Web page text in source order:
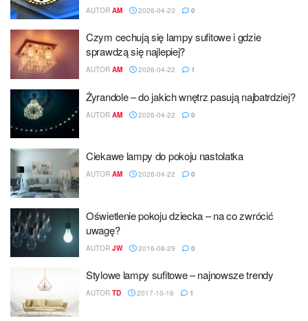
AUTOR AM 2026-04-23 0
Czym cechują się lampy sufitowe i gdzie
sprawdzą się najlepiej?
AUTOR AM 2026-04-22 1
Żyrandole – do jakich wnętrz pasują najbatrdziej?
AUTOR AM 2026-04-22 0
Ciekawe lampy do pokoju nastolatka
AUTOR AM 2026-04-22 0
Oświetlenie pokoju dziecka – na co zwrócić
uwagę?
AUTOR JW 2016-08-29 0
Stylowe lampy sufitowe – najnowsze trendy
AUTOR TD 2017-10-16 1